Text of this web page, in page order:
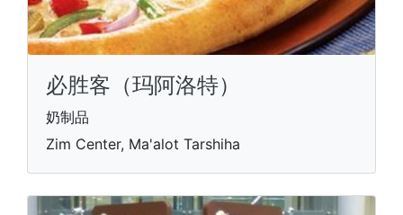
必胜客（玛阿洛特）
奶制品
Zim Center, Ma'alot Tarshiha